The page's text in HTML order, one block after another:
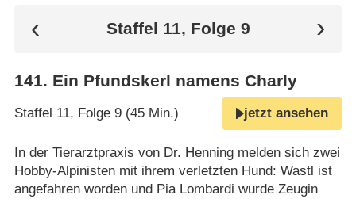
Staffel 11, Folge 9
141. Ein Pfundskerl namens Charly
Staffel 11, Folge 9 (45 Min.) jetzt ansehen
In der Tierarztpraxis von Dr. Henning melden sich zwei
Hobby-Alpinisten mit ihrem verletzten Hund: Wastl ist
angefahren worden und Pia Lombardi wurde Zeugin